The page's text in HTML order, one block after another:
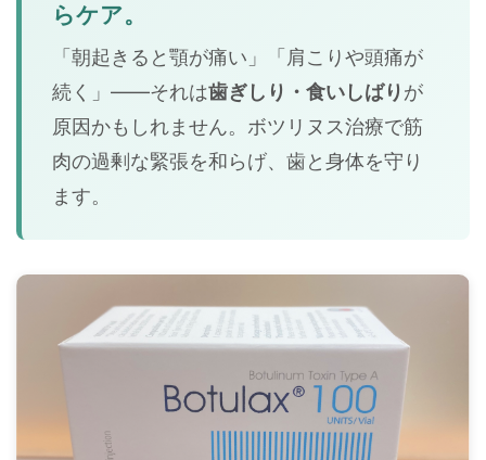
らケア。
「朝起きると顎が痛い」「肩こりや頭痛が
続く」——それは歯ぎしり・食いしばりが
原因かもしれません。ボツリヌス治療で筋
肉の過剰な緊張を和らげ、歯と身体を守り
ます。